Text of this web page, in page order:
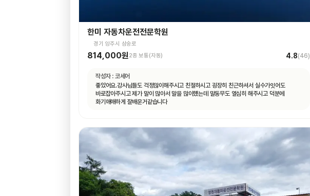
한미 자동차운전전문학원
경기 양주시 삼숭로
814,000원 2종 보통(자동) 4.8(46)
작성자 : 코세어
좋았어요.강사님들도 걱정많이해주시고 친절하시고 굉장히 친근하셔서 실수가잇어도
바로잡아주시고 제가 말이 많아서 말을 많이헀는데 말동무도 열심히 해주시고 덕분에
화기애애하게 잘배운거같습니다